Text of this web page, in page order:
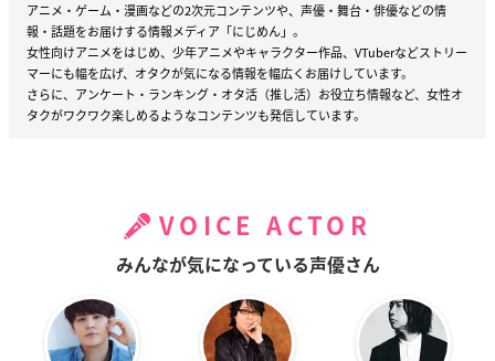
アニメ・ゲーム・漫画などの2次元コンテンツや、声優・舞台・俳優などの情
報・話題をお届けする情報メディア「にじめん」。
女性向けアニメをはじめ、少年アニメやキャラクター作品、VTuberなどストリー
マーにも幅を広げ、オタクが気になる情報を幅広くお届けしています。
さらに、アンケート・ランキング・オタ活（推し活）お役立ち情報など、女性オ
タクがワクワク楽しめるようなコンテンツも発信しています。
VOICE ACTOR
みんなが気になっている声優さん